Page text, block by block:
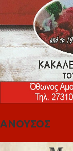
ΑΝΟΥΣΟΣ